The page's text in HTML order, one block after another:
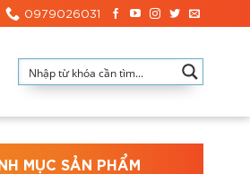
0979026031
MỤC SẢN PHẨM